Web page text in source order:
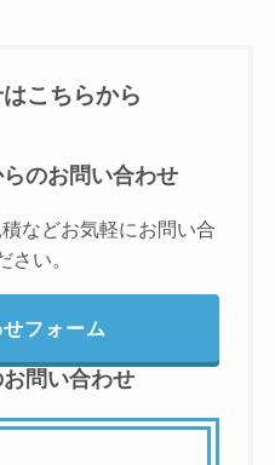
こちらから
のお問い合わせ
などお気軽にお問い合
さい。
フォーム
問い合わせ